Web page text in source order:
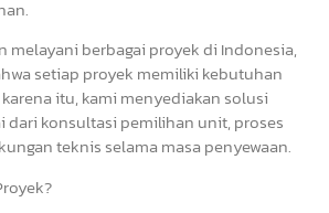
melayani berbagai proyek di Indonesia,
setiap proyek memiliki kebutuhan
itu, kami menyediakan solusi
dari konsultasi pemilihan unit, proses
teknis selama masa penyewaan.